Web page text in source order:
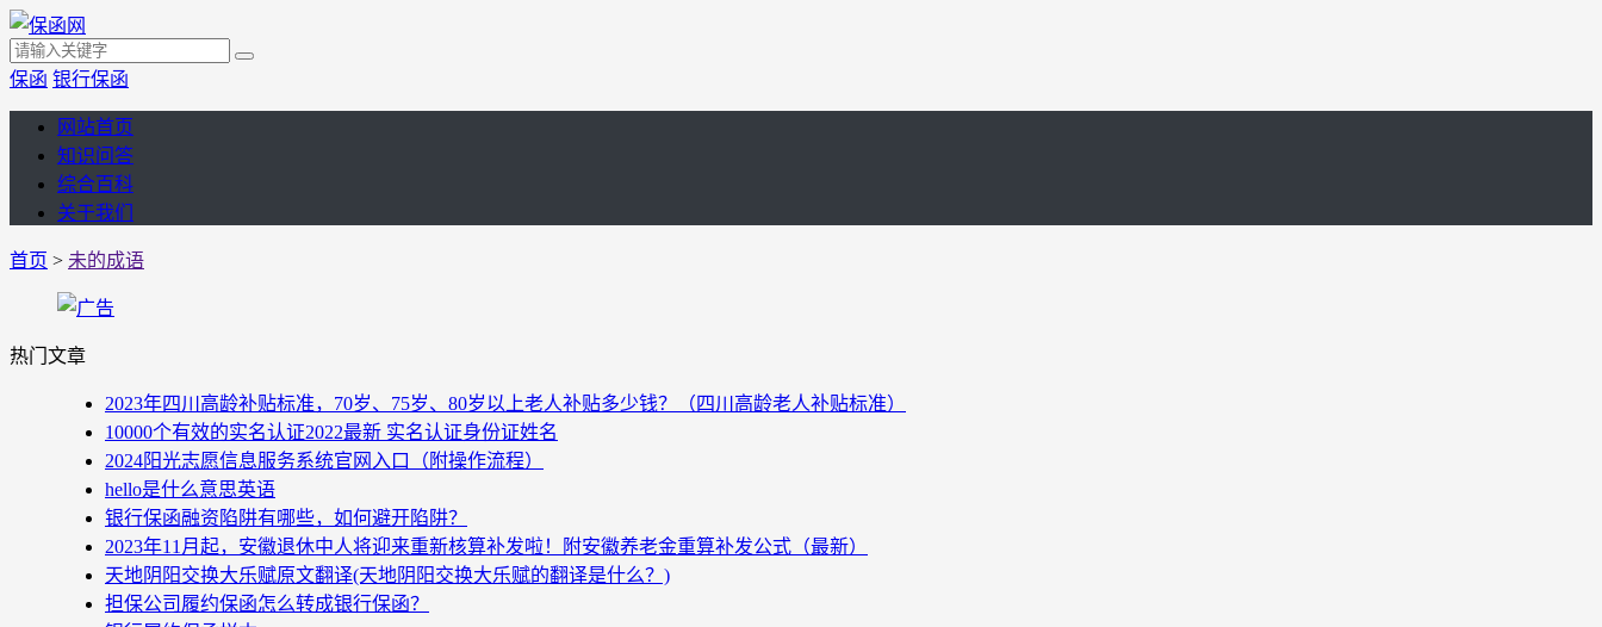
保函 银行保函
网站首页
知识问答
综合百科
关于我们
首页 > 未的成语
热门文章
2023年四川高龄补贴标准，70岁、75岁、80岁以上老人补贴多少钱？（四川高龄老人补贴标准）
10000个有效的实名认证2022最新 实名认证身份证姓名
2024阳光志愿信息服务系统官网入口（附操作流程）
hello是什么意思英语
银行保函融资陷阱有哪些，如何避开陷阱？
2023年11月起，安徽退休中人将迎来重新核算补发啦！附安徽养老金重算补发公式（最新）
天地阴阳交换大乐赋原文翻译(天地阴阳交换大乐赋的翻译是什么？)
担保公司履约保函怎么转成银行保函？